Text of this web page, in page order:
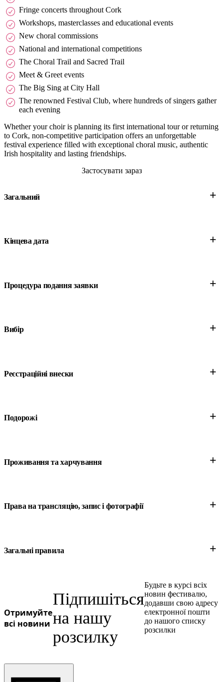
Fringe concerts throughout Cork
Workshops, masterclasses and educational events
New choral commissions
National and international competitions
The Choral Trail and Sacred Trail
Meet & Greet events
The Big Sing at City Hall
The renowned Festival Club, where hundreds of singers gather
each evening
Whether your choir is planning its first international tour or returning
to Cork, non-competitive participation offers an unforgettable
festival experience filled with exceptional choral music, authentic
Irish hospitality and lasting friendships.
Застосувати зараз
Загальний +
Кінцева дата +
Процедура подання заявки +
Вибір +
Реєстраційні внески +
Подорожі +
Проживання та харчування +
Права на трансляцію, запис і фотографії +
Загальні правила +
Отримуйте
всі новини
Підпишіться
на нашу
розсилку
Будьте в курсі всіх
новин фестивалю,
додавши свою адресу
електронної пошти
до нашого списку
розсилки